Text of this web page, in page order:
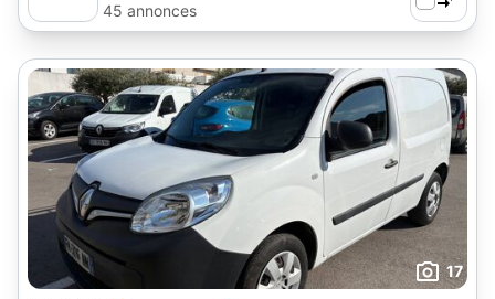
45 annonces
17